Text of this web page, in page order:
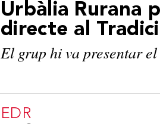
Urbàlia Rurana
directe al
El grup hi va presentar
EDR